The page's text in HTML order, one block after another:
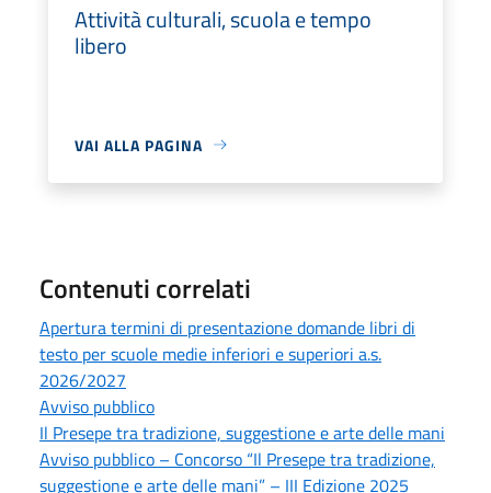
Attività culturali, scuola e tempo
libero
VAI ALLA PAGINA
Contenuti correlati
Apertura termini di presentazione domande libri di
testo per scuole medie inferiori e superiori a.s.
2026/2027
Avviso pubblico
Il Presepe tra tradizione, suggestione e arte delle mani
Avviso pubblico – Concorso “Il Presepe tra tradizione,
suggestione e arte delle mani” – III Edizione 2025